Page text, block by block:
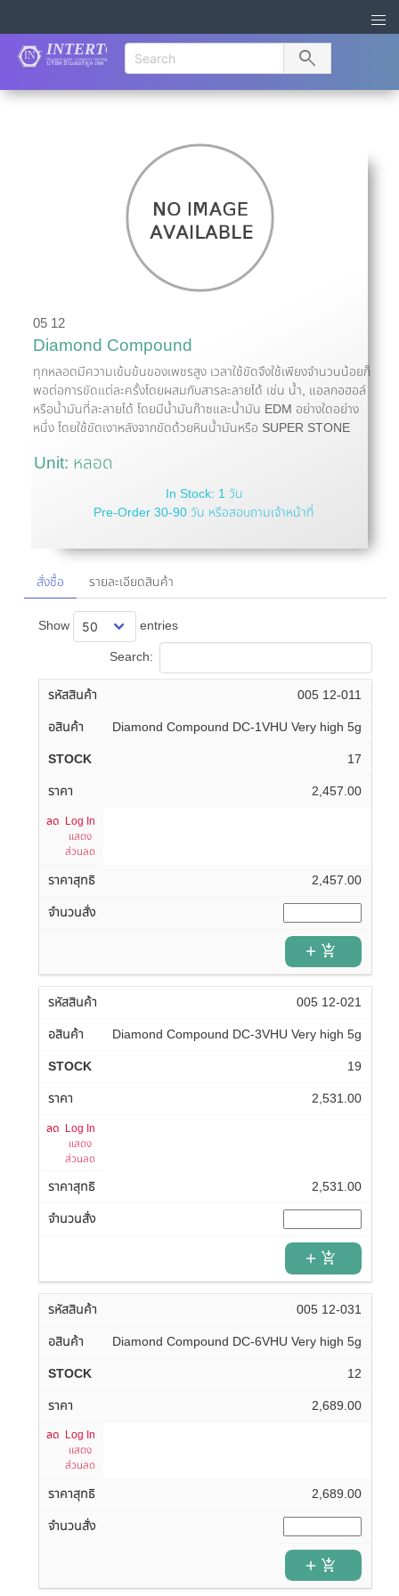
search
05 12
Diamond Compound
ทุกหลอดมีความเข้มข้นของเพชรสูง เวลาใช้ขัดจึงใช้เพียงจำนวนน้อยก็
พอต่อการขัดเเต่ละครั้งโดยผสมกับสารละลายได้ เช่น น้ำ, แอลกอฮอล์
หรือน้ำมันที่ละลายได้ โดยมีน้ำมันก๊าซและน้ำมัน EDM อย่างใดอย่าง
หนึ่ง โดยใช้ขัดเงาหลังจากขัดด้วยหินน้ำมันหรือ SUPER STONE
Unit: หลอด
In Stock: 1 วัน
Pre-Order 30-90 วัน หรือสอบถามเจ้าหน้าที่
สั่งซื้อ รายละเอียดสินค้า
Show entries
Search:
005 12-011
Diamond Compound DC-1VHU Very high 5g
17
2,457.00
Log In
แสดง
ส่วนลด
2,457.00
add_shopping_cart
005 12-021
Diamond Compound DC-3VHU Very high 5g
19
2,531.00
Log In
แสดง
ส่วนลด
2,531.00
add_shopping_cart
005 12-031
Diamond Compound DC-6VHU Very high 5g
12
2,689.00
Log In
แสดง
ส่วนลด
2,689.00
add_shopping_cart